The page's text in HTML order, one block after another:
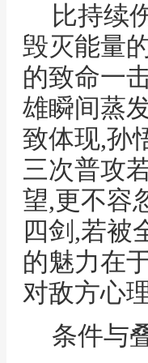
比持续
毁灭能量
的致命一
雄瞬间蒸
致体现,孙
三次普攻
望,更不容
四剑,若被
的魅力在
对敌方心
条件与